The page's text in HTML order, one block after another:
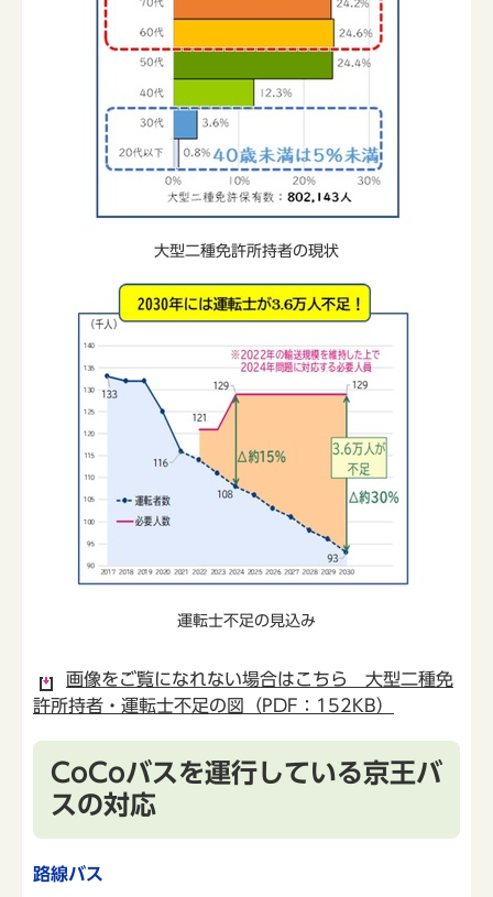
大型二種免許所持者の現状
運転士不足の見込み
画像をご覧になれない場合はこちら 大型二種免
許所持者・運転士不足の図（PDF：152KB）
CoCoバスを運行している京王バ
スの対応
路線バス